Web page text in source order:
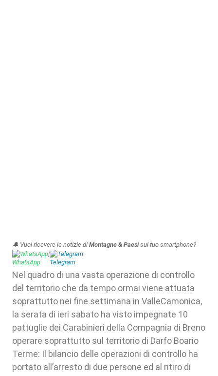
🔔 Vuoi ricevere le notizie di Montagne & Paesisul tuo smartphone?
WhatsApp| Telegram
Nel quadro di una vasta operazione di controllo
del territorio che da tempo ormai viene attuata
soprattutto nei fine settimana in ValleCamonica,
la serata di ieri sabato ha visto impegnate 10
pattuglie dei Carabinieri della Compagnia di Breno
operare soprattutto sul territorio di Darfo Boario
Terme: Il bilancio delle operazioni di controllo ha
portato all’arresto di due persone ed al ritiro di